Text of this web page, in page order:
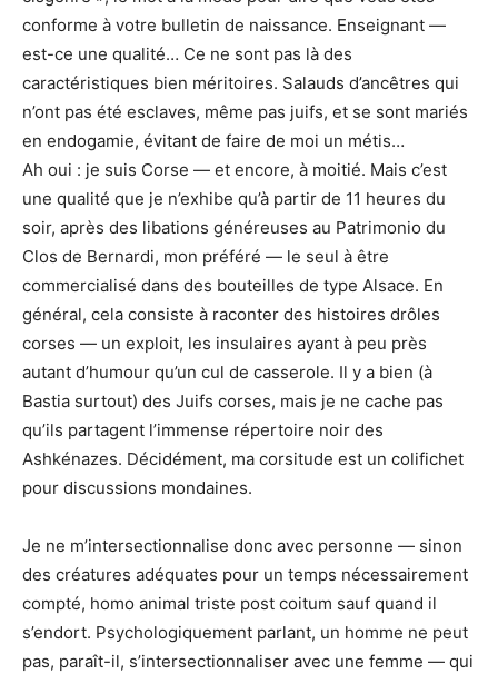
conforme à votre bulletin de naissance. Enseignant —
est-ce une qualité… Ce ne sont pas là des
caractéristiques bien méritoires. Salauds d’ancêtres qui
n’ont pas été esclaves, même pas juifs, et se sont mariés
en endogamie, évitant de faire de moi un métis…
Ah oui : je suis Corse — et encore, à moitié. Mais c’est
une qualité que je n’exhibe qu’à partir de 11 heures du
soir, après des libations généreuses au Patrimonio du
Clos de Bernardi, mon préféré — le seul à être
commercialisé dans des bouteilles de type Alsace. En
général, cela consiste à raconter des histoires drôles
corses — un exploit, les insulaires ayant à peu près
autant d’humour qu’un cul de casserole. Il y a bien (à
Bastia surtout) des Juifs corses, mais je ne cache pas
qu’ils partagent l’immense répertoire noir des
Ashkénazes. Décidément, ma corsitude est un colifichet
pour discussions mondaines.
Je ne m’intersectionnalise donc avec personne — sinon
des créatures adéquates pour un temps nécessairement
compté, homo animal triste post coitum sauf quand il
s’endort. Psychologiquement parlant, un homme ne peut
pas, paraît-il, s’intersectionnaliser avec une femme — qui